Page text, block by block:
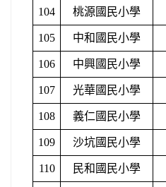
104 桃源國民小學
105 中和國民小學
106 中興國民小學
107 光華國民小學
108 義仁國民小學
109 沙坑國民小學
110 民和國民小學